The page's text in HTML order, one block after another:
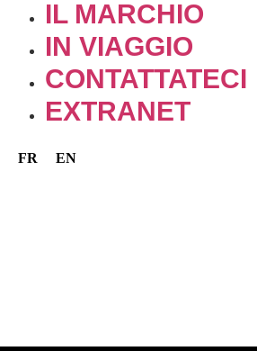
IL MARCHIO
IN VIAGGIO
CONTATTATECI
EXTRANET
FR EN